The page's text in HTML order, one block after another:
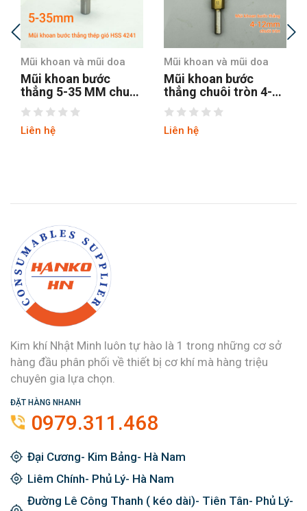
Mũi khoan và mũi doa
Mũi khoan bước
thẳng 5-35 MM chuôi
tròn
Liên hệ
Mũi khoan và mũi doa
Mũi khoan bước
thẳng chuôi tròn 4-12
hss4241 tin
Liên hệ
Kim khí Nhật Minh luôn tự hào là 1 trong những cơ sở
hàng đầu phân phối về thiết bị cơ khí mà hàng triệu
chuyên gia lựa chọn.
ĐẶT HÀNG NHANH
0979.311.468
Đại Cương- Kim Bảng- Hà Nam
Liêm Chính- Phủ Lý- Hà Nam
Đường Lê Công Thanh ( kéo dài)- Tiên Tân- Phủ Lý-